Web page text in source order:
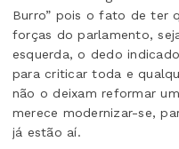
Burro” pois o fato de ter
forças do parlamento,
esquerda, o dedo
para criticar toda e
não o deixam reformar
merece modernizar-se,
já estão aí.